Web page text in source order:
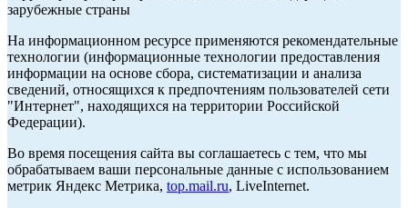
зарубежные страны
На информационном ресурсе применяются рекомендательные
технологии (информационные технологии предоставления
информации на основе сбора, систематизации и анализа
сведений, относящихся к предпочтениям пользователей сети
"Интернет", находящихся на территории Российской
Федерации).
Во время посещения сайта вы соглашаетесь с тем, что мы
обрабатываем ваши персональные данные с использованием
метрик Яндекс Метрика, top.mail.ru, LiveInternet.